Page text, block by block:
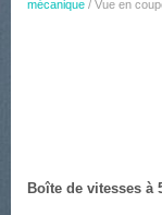
mécanique / Vue en
Boîte de vitesses à